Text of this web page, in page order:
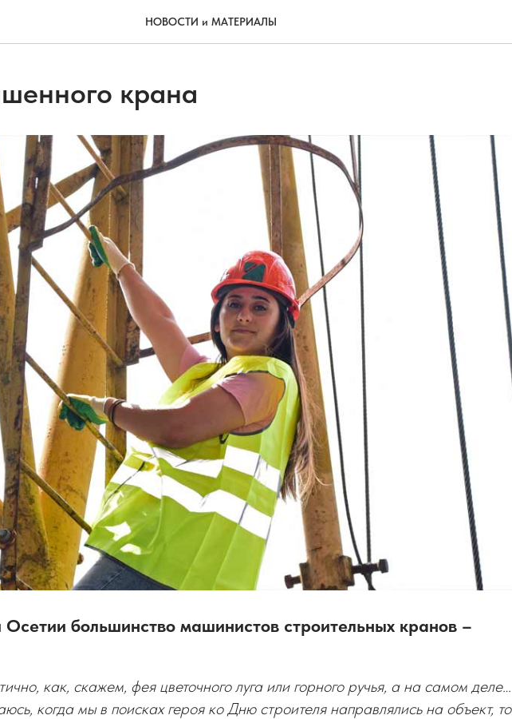
НОВОСТИ и МАТЕРИАЛЫ
крана
большинство машинистов строительных кранов –
как, скажем, фея цветочного луга или горного ручья, а на самом деле…
когда мы в поисках героя ко Дню строителя направлялись на объект, то